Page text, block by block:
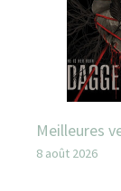
Meilleures
8 août 2026